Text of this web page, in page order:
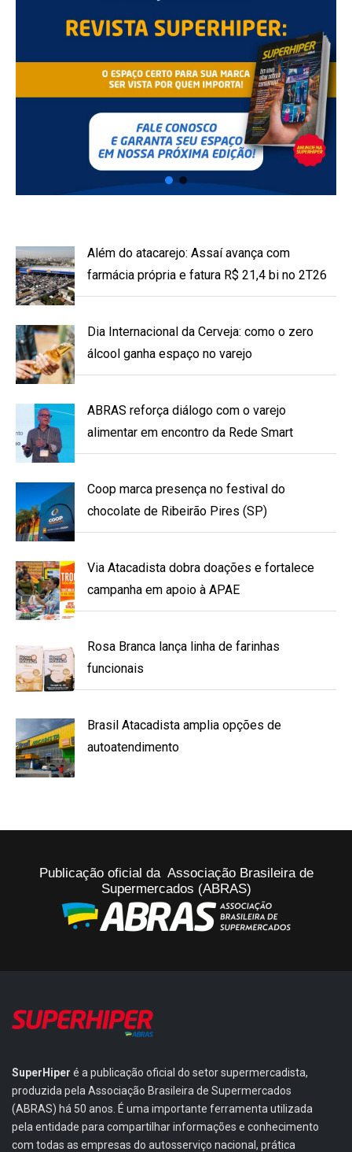
Além do atacarejo: Assaí avança com
farmácia própria e fatura R$ 21,4 bi no 2T26
Dia Internacional da Cerveja: como o zero
álcool ganha espaço no varejo
ABRAS reforça diálogo com o varejo
alimentar em encontro da Rede Smart
Coop marca presença no festival do
chocolate de Ribeirão Pires (SP)
Via Atacadista dobra doações e fortalece
campanha em apoio à APAE
Rosa Branca lança linha de farinhas
funcionais
Brasil Atacadista amplia opções de
autoatendimento
Publicação oficial da Associação Brasileira de
Supermercados (ABRAS)
SuperHiper é a publicação oficial do setor supermercadista,
produzida pela Associação Brasileira de Supermercados
(ABRAS) há 50 anos. É uma importante ferramenta utilizada
pela entidade para compartilhar informações e conhecimento
com todas as empresas do autosserviço nacional, prática